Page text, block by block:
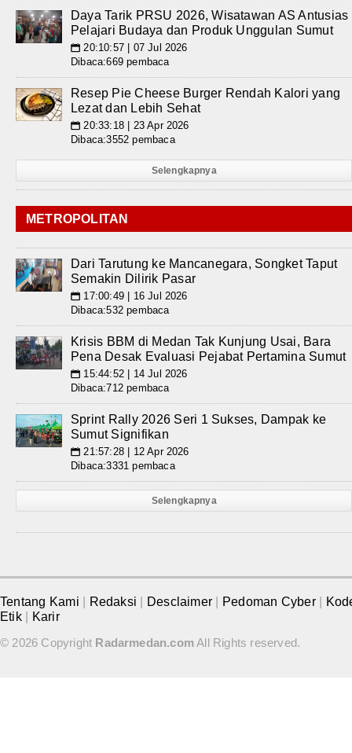
Daya Tarik PRSU 2026, Wisatawan AS Antusias
Pelajari Budaya dan Produk Unggulan Sumut
📅 20:10:57 | 07 Jul 2026
Dibaca:669 pembaca
Resep Pie Cheese Burger Rendah Kalori yang
Lezat dan Lebih Sehat
📅 20:33:18 | 23 Apr 2026
Dibaca:3552 pembaca
Selengkapnya
METROPOLITAN
Dari Tarutung ke Mancanegara, Songket Taput
Semakin Dilirik Pasar
📅 17:00:49 | 16 Jul 2026
Dibaca:532 pembaca
Krisis BBM di Medan Tak Kunjung Usai, Bara
Pena Desak Evaluasi Pejabat Pertamina Sumut
📅 15:44:52 | 14 Jul 2026
Dibaca:712 pembaca
Sprint Rally 2026 Seri 1 Sukses, Dampak ke
Sumut Signifikan
📅 21:57:28 | 12 Apr 2026
Dibaca:3331 pembaca
Selengkapnya
Tentang Kami Redaksi Desclaimer Pedoman Cyber
Etik
Karir
© 2026 Copyright Radarmedan.comAll Rights reserved.